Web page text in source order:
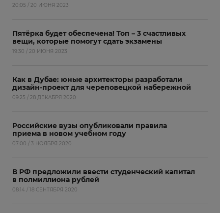
20:05 / 20 ИЮНЯ 2023
Пятёрка будет обеспечена! Топ – 3 счастливых
вещи, которые помогут сдать экзамены
19:30 / 20 ИЮНЯ 2023
Как в Дубае: юные архитекторы разработали
дизайн-проект для череповецкой набережной
09:25 / 28 ДЕКАБРЯ 2020
Российские вузы опубликовали правила
приема в новом учебном году
07:00 / 3 НОЯБРЯ 2020
В РФ предложили ввести студенческий капитал
в полмиллиона рублей
08:14 / 18 СЕНТЯБРЯ 2020